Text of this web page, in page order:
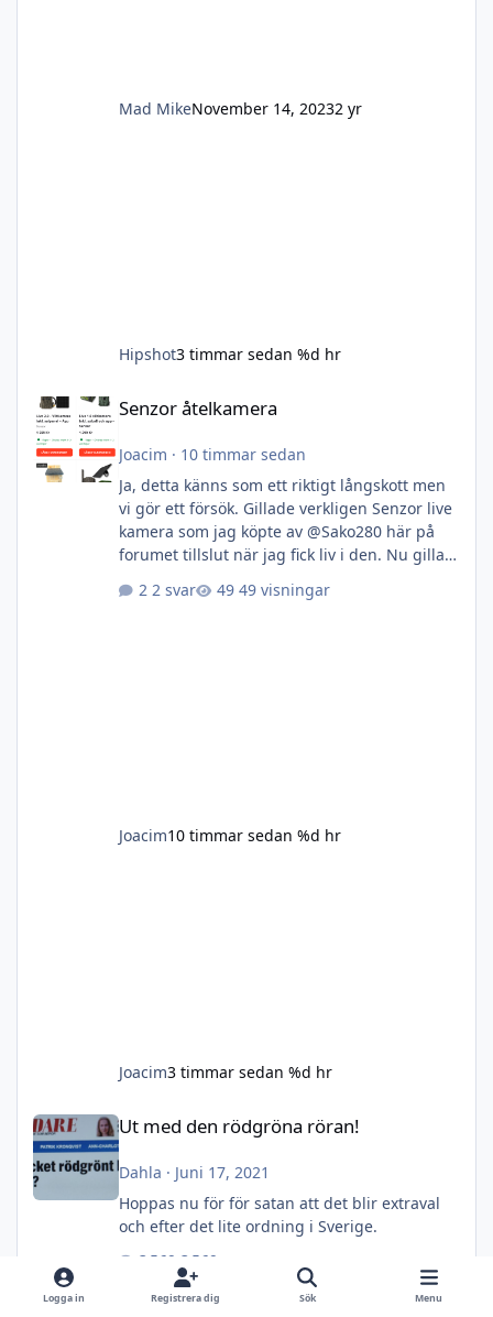
Mad MikeNovember 14, 20232 yr
Hipshot3 timmar sedan %d hr
Senzor åtelkamera
Senzor åtelkamera
Joacim · 10 timmar sedan
Ja, detta känns som ett riktigt långskott men
vi gör ett försök. Gillade verkligen Senzor live
kamera som jag köpte av @Sako280 här på
forumet tillslut när jag fick liv i den. Nu gillar
att köpa en eller 2 till. Tänkte därför kolla av
2 svar 49 visningar
Joacim10 timmar sedan %d hr
Joacim3 timmar sedan %d hr
Ut med den rödgröna röran!
Ut med den rödgröna röran!
Dahla · Juni 17, 2021
Hoppas nu för för satan att det blir extraval
och efter det lite ordning i Sverige.
3 569 svar
240 552 visningar
Logga in Registrera dig Sök Menu